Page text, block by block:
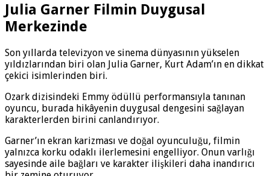
Julia Garner Filmin Duygusal
Merkezinde
Son yıllarda televizyon ve sinema dünyasının yükselen
yıldızlarından biri olan Julia Garner, Kurt Adam’ın en dikkat
çekici isimlerinden biri.
Ozark dizisindeki Emmy ödüllü performansıyla tanınan
oyuncu, burada hikâyenin duygusal dengesini sağlayan
karakterlerden birini canlandırıyor.
Garner’ın ekran karizması ve doğal oyunculuğu, filmin
yalnızca korku odaklı ilerlemesini engelliyor. Onun varlığı
sayesinde aile bağları ve karakter ilişkileri daha inandırıcı